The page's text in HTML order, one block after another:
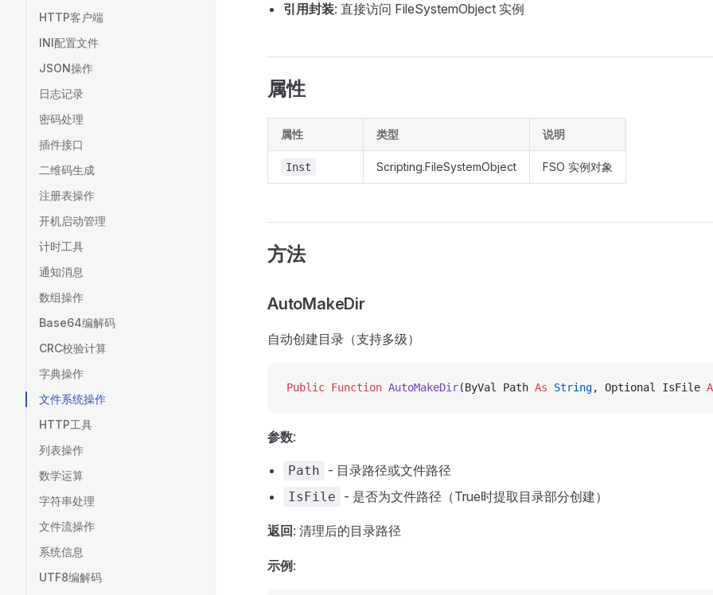
HTTP客户端
INI配置文件
JSON操作
日志记录
密码处理
插件接口
二维码生成
注册表操作
开机启动管理
计时工具
通知消息
数组操作
Base64编解码
CRC校验计算
字典操作
文件系统操作
HTTP工具
列表操作
数学运算
字符串处理
文件流操作
系统信息
UTF8编解码
引用封装: 直接访问 FileSystemObject 实例
属性
属性 类型 说明
Inst Scripting.FileSystemObject FSO 实例对象
方法
AutoMakeDir
自动创建目录（支持多级）
Public Function AutoMakeDir(ByVal Path As String, Optional IsFile
参数:
Path - 目录路径或文件路径
IsFile - 是否为文件路径（True时提取目录部分创建）
返回 : 清理后的目录路径
示例 :